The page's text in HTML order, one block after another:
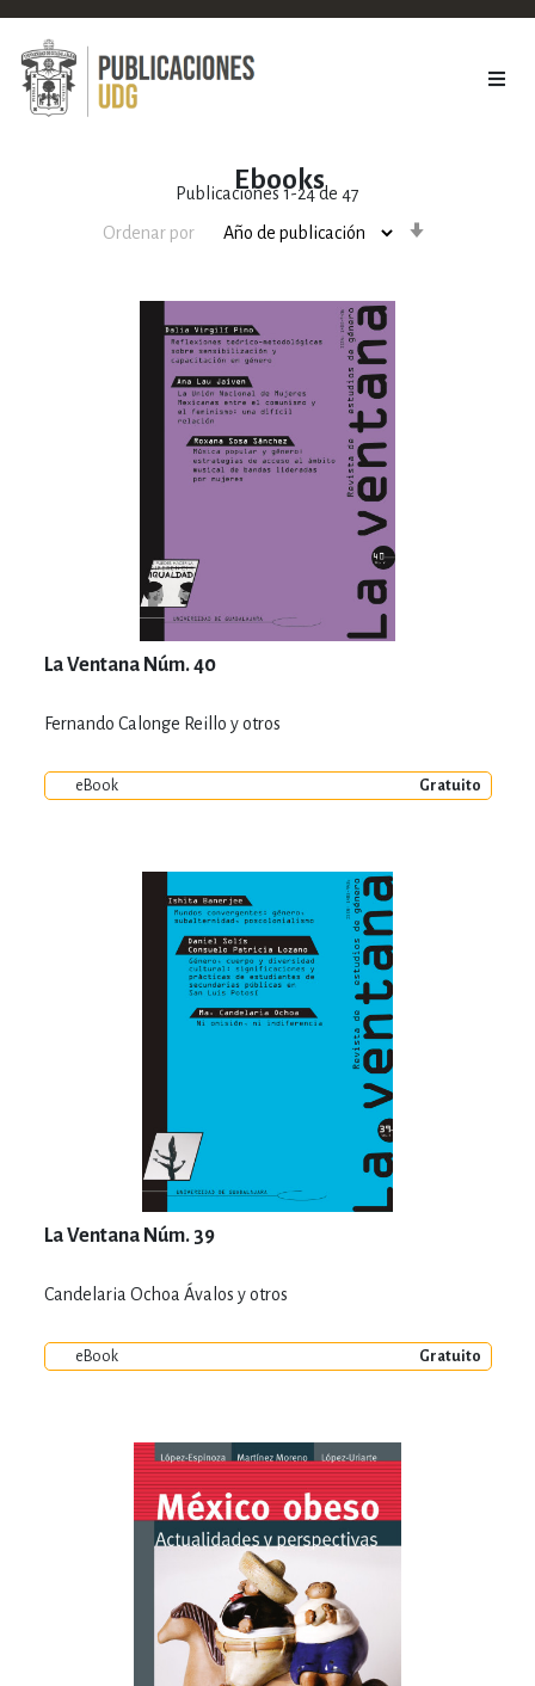
Ebooks
Publicaciones1-24de 47
Ordenar por
La Ventana Núm. 40
Fernando Calonge Reillo y otros
eBook Gratuito
La Ventana Núm. 39
Candelaria Ochoa Ávalos y otros
eBook Gratuito